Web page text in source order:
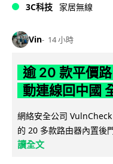
3C科技 家居無線
Vin 14 小時
逾 20 款平價
動連線回中國
網絡安全公司
的 20 多款路由器內置後
讀全文